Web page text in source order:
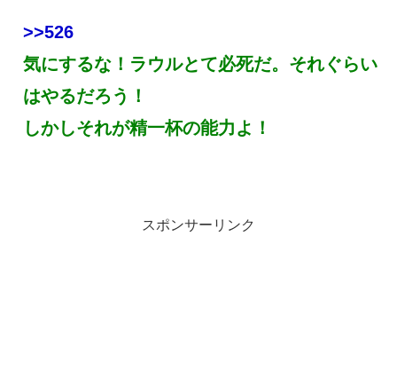
>>526
気にするな！ラウルとて必死だ。それぐらい
はやるだろう！
しかしそれが精一杯の能力よ！
スポンサーリンク